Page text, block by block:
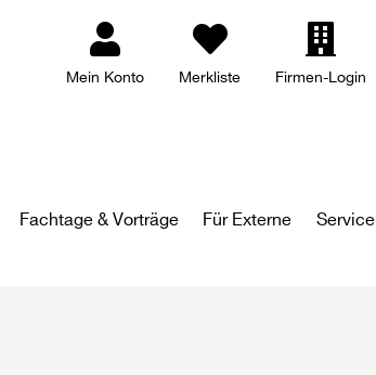
Mein Konto Merkliste Firmen-Login
Fachtage & Vorträge Für Externe Service